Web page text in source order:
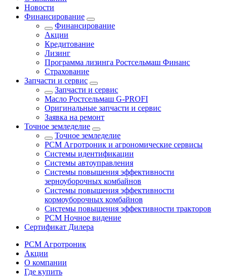
Новости
Финансирование
Финансирование
Акции
Кредитование
Лизинг
Программа лизинга Ростсельмаш Финанс
Страхование
Запчасти и сервис
Запчасти и сервис
Масло Ростсельмаш G-PROFI
Оригинальные запчасти и сервис
Заявка на ремонт
Точное земледелие
Точное земледелие
РСМ Агротроник и агрономические сервисы
Системы идентификации
Системы автоуправления
Системы повышения эффективности
зерноуборочных комбайнов
Системы повышения эффективности
кормоуборочных комбайнов
Системы повышения эффективности тракторов
РСМ Ночное видение
Сертификат Дилера
РСМ Агротроник
Акции
О компании
Где купить